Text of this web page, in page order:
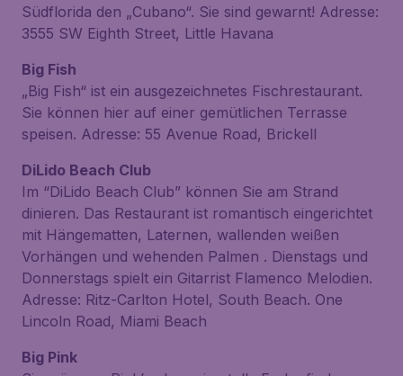
Südflorida den „Cubano“. Sie sind gewarnt! Adresse:
3555 SW Eighth Street, Little Havana
Big Fish
„Big Fish“ ist ein ausgezeichnetes Fischrestaurant.
Sie können hier auf einer gemütlichen Terrasse
speisen. Adresse: 55 Avenue Road, Brickell
DiLido Beach Club
Im “DiLido Beach Club” können Sie am Strand
dinieren. Das Restaurant ist romantisch eingerichtet
mit Hängematten, Laternen, wallenden weißen
Vorhängen und wehenden Palmen . Dienstags und
Donnerstags spielt ein Gitarrist Flamenco Melodien.
Adresse: Ritz-Carlton Hotel, South Beach. One
Lincoln Road, Miami Beach
Big Pink